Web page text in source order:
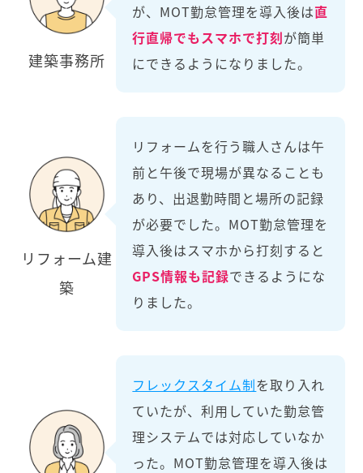
建築事務所
が、MOT勤怠管理を導入後は直
行直帰でもスマホで打刻が簡単
にできるようになりました。
リフォーム建
築
リフォームを行う職人さんは午
前と午後で現場が異なることも
あり、出退勤時間と場所の記録
が必要でした。MOT勤怠管理を
導入後はスマホから打刻すると
GPS情報も記録できるようにな
りました。
フレックスタイム制を取り入れ
ていたが、利用していた勤怠管
理システムでは対応していなか
った。MOT勤怠管理を導入後は